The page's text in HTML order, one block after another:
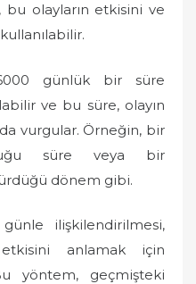
bu olayların etkisini ve
günlük bir süre
ve bu süre, olayın
vurgular. Örneğin, bir
süre veya bir
dönem gibi.
ilişkilendirilmesi,
anlamak için
yöntem, geçmişteki